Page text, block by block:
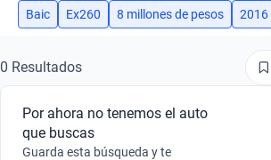
Buscá por versión
Buscá por año
Buscá por marca
Buscá por modelo
Baic Ex260 8 millones de pesos 2016
0 Resultados
Por ahora no tenemos el auto
que buscas
Guarda esta búsqueda y te